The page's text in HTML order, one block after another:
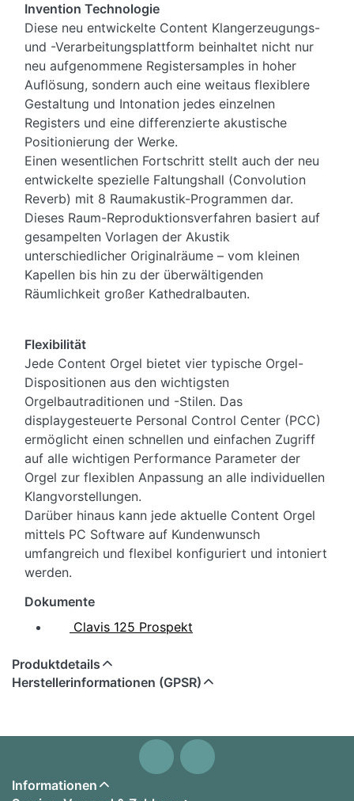
Invention Technologie
Diese neu entwickelte Content Klangerzeugungs-
und -Verarbeitungsplattform beinhaltet nicht nur
neu aufgenommene Registersamples in hoher
Auflösung, sondern auch eine weitaus flexiblere
Gestaltung und Intonation jedes einzelnen
Registers und eine differenzierte akustische
Positionierung der Werke.
Einen wesentlichen Fortschritt stellt auch der neu
entwickelte spezielle Faltungshall (Convolution
Reverb) mit 8 Raumakustik-Programmen dar.
Dieses Raum-Reproduktionsverfahren basiert auf
gesampelten Vorlagen der Akustik
unterschiedlicher Originalräume – vom kleinen
Kapellen bis hin zu der überwältigenden
Räumlichkeit großer Kathedralbauten.
Flexibilität
Jede Content Orgel bietet vier typische Orgel-
Dispositionen aus den wichtigsten
Orgelbautraditionen und -Stilen. Das
displaygesteuerte Personal Control Center (PCC)
ermöglicht einen schnellen und einfachen Zugriff
auf alle wichtigen Performance Parameter der
Orgel zur flexiblen Anpassung an alle individuellen
Klangvorstellungen.
Darüber hinaus kann jede aktuelle Content Orgel
mittels PC Software auf Kundenwunsch
umfangreich und flexibel konfiguriert und intoniert
werden.
Dokumente
Clavis 125 Prospekt
Produktdetails
Herstellerinformationen (GPSR)
Informationen